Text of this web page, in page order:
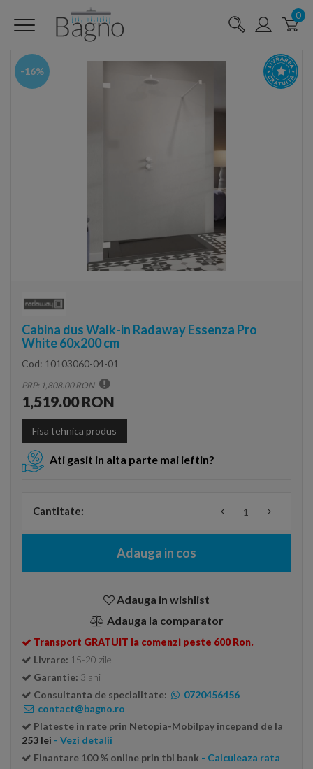
0
-16%
Cabina dus Walk-in Radaway Essenza Pro
White 60x200 cm
Cod: 10103060-04-01
PRP: 1,808.00 RON
1,519.00 RON
Fisa tehnica produs
Ati gasit in alta parte mai ieftin?
Cantitate:
Adauga in cos
Adauga in wishlist
Adauga la comparator
Transport GRATUIT la comenzi peste 600 Ron.
Livrare: 15-20 zile
Garantie: 3 ani
Consultanta de specialitate:
0720456456
contact@bagno.ro
Plateste in rate prin Netopia-Mobilpay incepand de la
253 lei - Vezi detalii
Finantare 100 % online prin tbi bank - Calculeaza rata